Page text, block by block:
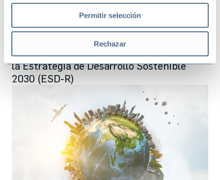
Permitir selección
Rechazar
SOSTENIBILIDAD
España marca el rumbo con la revisión de
la Estrategia de Desarrollo Sostenible
2030 (ESD-R)